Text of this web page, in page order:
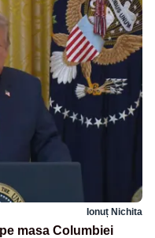
Ionuț Nichita
masa Columbiei